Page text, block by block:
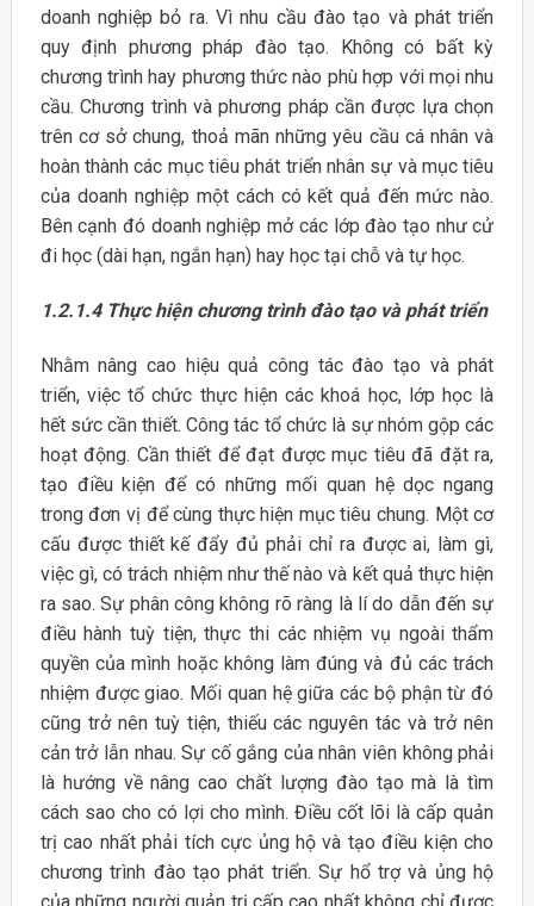
doanh nghiệp bỏ ra. Vì nhu cầu đào tạo và phát triển
quy định phương pháp đào tạo. Không có bất kỳ
chương trình hay phương thức nào phù hợp với mọi nhu
cầu. Chương trình và phương pháp cần được lựa chọn
trên cơ sở chung, thoả mãn những yêu cầu cá nhân và
hoàn thành các mục tiêu phát triển nhân sự và mục tiêu
của doanh nghiệp một cách có kết quả đến mức nào.
Bên cạnh đó doanh nghiệp mở các lớp đào tạo như cử
đi học (dài hạn, ngắn hạn) hay học tại chỗ và tự học.
1.2.1.4 Thực hiện chương trình đào tạo và phát triển
Nhằm nâng cao hiệu quả công tác đào tạo và phát
triển, việc tổ chức thực hiện các khoá học, lớp học là
hết sức cần thiết. Công tác tổ chức là sự nhóm gộp các
hoạt động. Cần thiết để đạt được mục tiêu đã đặt ra,
tạo điều kiện để có những mối quan hệ dọc ngang
trong đơn vị để cùng thực hiện mục tiêu chung. Một cơ
cấu được thiết kế đẩy đủ phải chỉ ra được ai, làm gì,
việc gì, có trách nhiệm như thế nào và kết quả thực hiện
ra sao. Sự phân công không rõ ràng là lí do dẫn đến sự
điều hành tuỳ tiện, thực thi các nhiệm vụ ngoài thẩm
quyền của mình hoặc không làm đúng và đủ các trách
nhiệm được giao. Mối quan hệ giữa các bộ phận từ đó
cũng trở nên tuỳ tiện, thiếu các nguyên tác và trở nên
cản trở lẫn nhau. Sự cố gắng của nhân viên không phải
là hướng về nâng cao chất lượng đào tạo mà là tìm
cách sao cho có lợi cho mình. Điều cốt lõi là cấp quản
trị cao nhất phải tích cực ủng hộ và tạo điều kiện cho
chương trình đào tạo phát triển. Sự hổ trợ và ủng hộ
của những người quản trị cấp cao nhất không chỉ được